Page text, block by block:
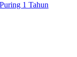
1 Tahun